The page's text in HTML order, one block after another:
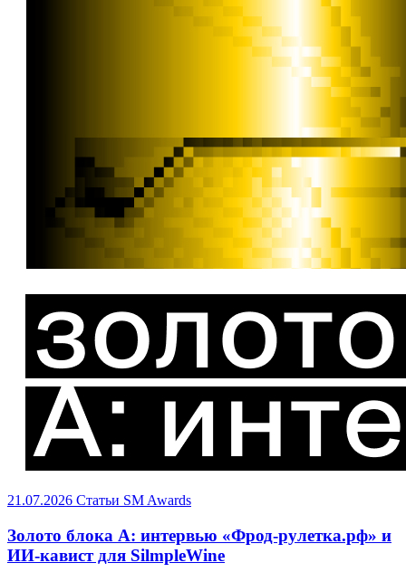
21.07.2026 Статьи SM Awards
Золото блока A: интервью «Фрод-рулетка.рф» и
ИИ-кавист для SilmpleWine